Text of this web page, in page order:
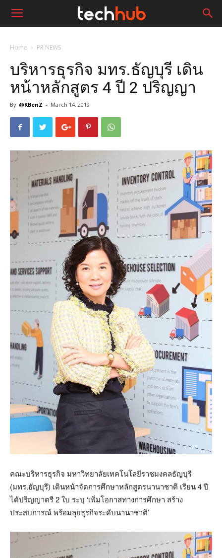
Home PR NEWS
บริหารธุรกิจ มทร.ธัญบุรี เดิน
หน้าหลักสูตร 4 ปี 2 ปริญญา
By @KBenZ - March 14, 2019
คณะบริหารธุรกิจ มหาวิทยาลัยเทคโนโลยีราชมงคลธัญบุรี
(มทร.ธัญบุรี) เดินหน้าจัดการศึกษาหลักสูตรนานาชาติ เรียน 4 ปี
ได้ปริญญาตรี 2 ใบ ระบุ ‘เพิ่มโอกาสทางการศึกษา สร้าง
ประสบการณ์ พร้อมลุยธุรกิจระดับนานาชาติ’